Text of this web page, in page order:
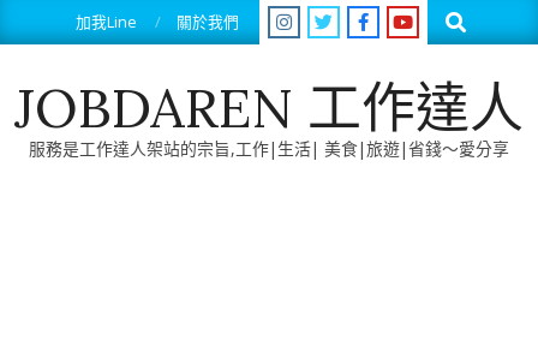
to
加我Line 關於我們 Search
JOBDAREN 工作達人
服務是工作達人架站的宗旨,工作|生活| 美食|旅遊|省錢～愛分享